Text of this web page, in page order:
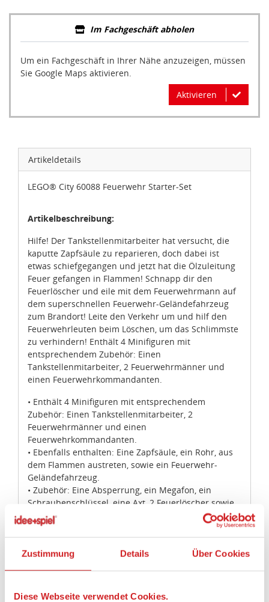
Zustimmung Details Über Cookies
Diese Webseite verwendet Cookies.
Im Fachgeschäft abholen
Um ein Fachgeschäft in Ihrer Nähe anzuzeigen, müssen
Sie Google Maps aktivieren.
Aktivieren
Artikeldetails
LEGO® City 60088 Feuerwehr Starter-Set
Artikelbeschreibung:
Hilfe! Der Tankstellenmitarbeiter hat versucht, die
kaputte Zapfsäule zu reparieren, doch dabei ist
etwas schiefgegangen und jetzt hat die Ölzuleitung
Feuer gefangen in Flammen! Schnapp dir den
Feuerlöscher und eile mit dem Feuerwehrmann auf
dem superschnellen Feuerwehr-Geländefahrzeug
zum Brandort! Leite den Verkehr um und hilf den
Feuerwehrleuten beim Löschen, um das Schlimmste
zu verhindern! Enthält 4 Minifiguren mit
entsprechendem Zubehör: Einen
Tankstellenmitarbeiter, 2 Feuerwehrmänner und
einen Feuerwehrkommandanten.
• Enthält 4 Minifiguren mit entsprechendem
Zubehör: Einen Tankstellenmitarbeiter, 2
Feuerwehrmänner und einen
Feuerwehrkommandanten.
• Ebenfalls enthalten: Eine Zapfsäule, ein Rohr, aus
dem Flammen austreten, sowie ein Feuerwehr-
Geländefahrzeug.
• Zubehör: Eine Absperrung, ein Megafon, ein
Schraubenschlüssel, eine Axt, 2 Feuerlöscher sowie
ein Funkgerät.
• Ruf die Feuerwehr!
• Eile auf dem superschnellen Feuerwehr-
Geländefahrzeug zum Brandort.
cm lang und 4 cm breit.